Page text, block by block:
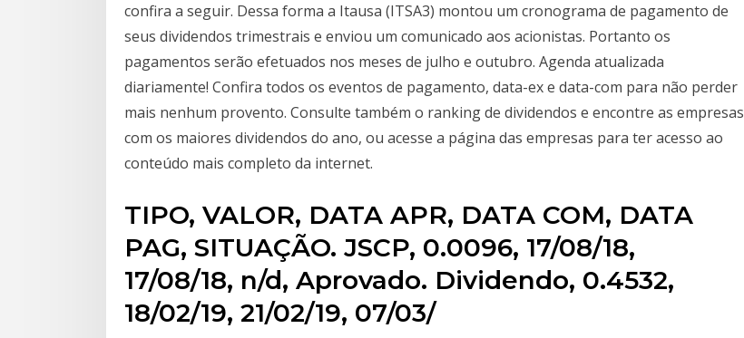
confira a seguir. Dessa forma a Itausa (ITSA3) montou um cronograma de pagamento de
seus dividendos trimestrais e enviou um comunicado aos acionistas. Portanto os
pagamentos serão efetuados nos meses de julho e outubro. Agenda atualizada
diariamente! Confira todos os eventos de pagamento, data-ex e data-com para não perder
mais nenhum provento. Consulte também o ranking de dividendos e encontre as empresas
com os maiores dividendos do ano, ou acesse a página das empresas para ter acesso ao
conteúdo mais completo da internet.
TIPO, VALOR, DATA APR, DATA COM, DATA
PAG, SITUAÇÃO. JSCP, 0.0096, 17/08/18,
17/08/18, n/d, Aprovado. Dividendo, 0.4532,
18/02/19, 21/02/19, 07/03/